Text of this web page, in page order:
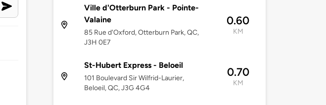
Ville d'Otterburn Park - Pointe-
Valaine
85 Rue d'Oxford, Otterburn Park, QC,
J3H 0E7
0.60
KM
St-Hubert Express - Beloeil
101 Boulevard Sir Wilfrid-Laurier,
Beloeil, QC, J3G 4G4
0.70
KM